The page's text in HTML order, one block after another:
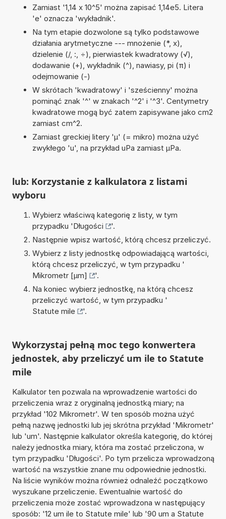
Zamiast '1,14 x 10^5' można zapisać 1,14e5. Litera
'e' oznacza 'wykładnik'.
Na tym etapie dozwolone są tylko podstawowe
działania arytmetyczne --- mnożenie (*, x),
dzielenie (/, :, ÷), pierwiastek kwadratowy (√),
dodawanie (+), wykładnik (^), nawiasy, pi (π) i
odejmowanie (-)
W skrótach 'kwadratowy' i 'sześcienny' można
pominąć znak '^' w znakach '^2' i '^3'. Centymetry
kwadratowe mogą być zatem zapisywane jako cm2
zamiast cm^2.
Zamiast greckiej litery 'µ' (= mikro) można użyć
zwykłego 'u', na przykład uPa zamiast µPa.
lub: Korzystanie z kalkulatora z listami
wyboru
Wybierz właściwą kategorię z listy, w tym
przypadku 'Długości
'.
Następnie wpisz wartość, którą chcesz przeliczyć.
Wybierz z listy jednostkę odpowiadającą wartości,
którą chcesz przeliczyć, w tym przypadku '
Mikrometr [µm]
'.
Na koniec wybierz jednostkę, na którą chcesz
przeliczyć wartość, w tym przypadku '
Statute mile
'.
Wykorzystaj pełną moc tego konwertera
jednostek, aby przeliczyć um ile to Statute
mile
Kalkulator ten pozwala na wprowadzenie wartości do
przeliczenia wraz z oryginalną jednostką miary; na
przykład '102 Mikrometr'. W ten sposób można użyć
pełną nazwę jednostki lub jej skrótna przykład 'Mikrometr'
lub 'um'. Następnie kalkulator określa kategorię, do której
należy jednostka miary, która ma zostać przeliczona, w
tym przypadku 'Długości'. Po tym przelicza wprowadzoną
wartość na wszystkie znane mu odpowiednie jednostki.
Na liście wyników można również odnaleźć początkowo
wyszukane przeliczenie. Ewentualnie wartość do
przeliczenia może zostać wprowadzona w następujący
sposób: '12 um ile to Statute mile' lub '90 um a Statute